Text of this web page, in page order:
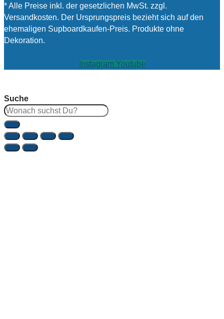
* Alle Preise inkl. der gesetzlichen MwSt. zzgl.
Versandkosten. Der Ursprungspreis bezieht sich auf den
ehemaligen Supboardkaufen-Preis. Produkte ohne
Dekoration.
Instagram Youtube
Suche